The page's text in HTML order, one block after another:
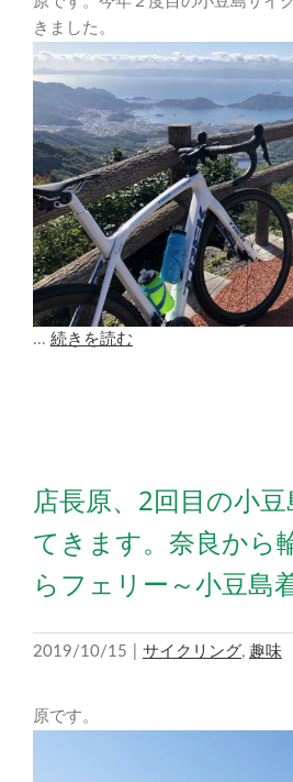
きました。
... 続きを読む
店長原、2回目の小
てきます。奈良から
らフェリー～小豆島
2019/10/15 サイクリング, 趣味
原です。